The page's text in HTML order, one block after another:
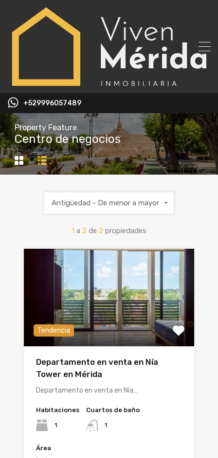
+529996057489
Property Feature
Centro de negocios
1 a 2 de 2 propiedades
Antigüedad - De menor a mayor
Tendencia
Departamento en venta en Nía
Tower en Mérida
Departamento en venta en Nía…
Habitaciones
1
Cuartos de baño
1
Área